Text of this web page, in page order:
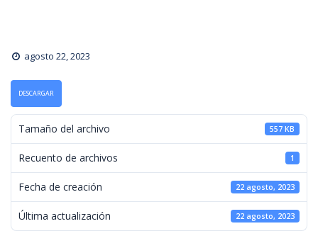
agosto 22, 2023
DESCARGAR
Tamaño del archivo 557 KB
Recuento de archivos 1
Fecha de creación 22 agosto, 2023
Última actualización 22 agosto, 2023